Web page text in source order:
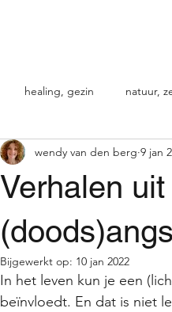
healing, gezin natuur,
Verhalen
wendy van den berg 9 jan
Bijgewerkt op: 10 jan 2022
In het leven kun je een
beïnvloedt. En dat is niet